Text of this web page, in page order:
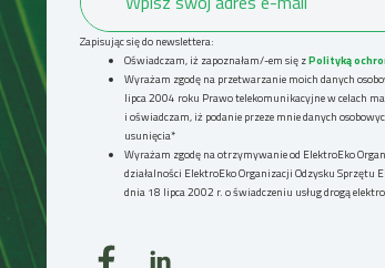
Zapisując się do newslettera:
Oświadczam, iż zapoznałam/-em się zPolityką
Wyrażam zgodę na przetwarzanie moich danych
lipca 2004 roku Prawo telekomunikacyjne w celach
i oświadczam, iż podanie przeze mnie danych
usunięcia*
Wyrażam zgodę na otrzymywanie od ElektroEko
działalności ElektroEko Organizacji Odzysku Sprzętu
dnia 18 lipca 2002 r. o świadczeniu usług drogą